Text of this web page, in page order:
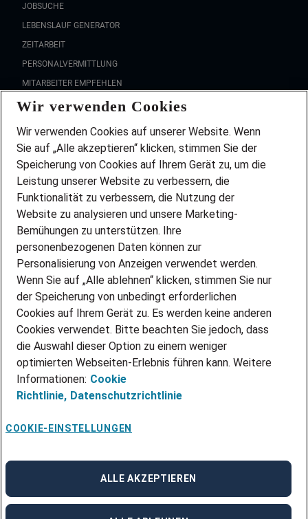
JOBSUCHE
LEBENSLAUF GENERATOR
ZEITARBEIT
PERSONALVERMITTLUNG
MITARBEITER EMPFEHLEN
FAQ
Wir stellen ein!
DEINE BERUFSGRUPPE
DEINE LEBENSSITUATION
PARTNERSHIP WITH AIRBUS
INITIATIV BEWERBEN
ÜBER UNS
STANDORTE
BLOG
PRESSE
KONTAKT
@Adecco 2026
IMPRESSUM
DATENSCHUTZ
NUTZUNGSBEDINGUNGEN
COOKIE-RICHTLINIEN
BESCHWERDESTELLE
linkedinFacebook
Instagram
Wir verwenden Cookies
Wir verwenden Cookies auf unserer Website. Wenn
Sie auf „Alle akzeptieren“ klicken, stimmen Sie der
Speicherung von Cookies auf Ihrem Gerät zu, um die
Leistung unserer Website zu verbessern, die
Funktionalität zu verbessern, die Nutzung der
Website zu analysieren und unsere Marketing-
Bemühungen zu unterstützen. Ihre
personenbezogenen Daten können zur
Personalisierung von Anzeigen verwendet werden.
Wenn Sie auf „Alle ablehnen“ klicken, stimmen Sie nur
der Speicherung von unbedingt erforderlichen
Cookies auf Ihrem Gerät zu. Es werden keine anderen
Cookies verwendet. Bitte beachten Sie jedoch, dass
die Auswahl dieser Option zu einem weniger
optimierten Webseiten-Erlebnis führen kann. Weitere
Informationen: Cookie
Richtlinie, Datenschutzrichtlinie
COOKIE-EINSTELLUNGEN
ALLE AKZEPTIEREN